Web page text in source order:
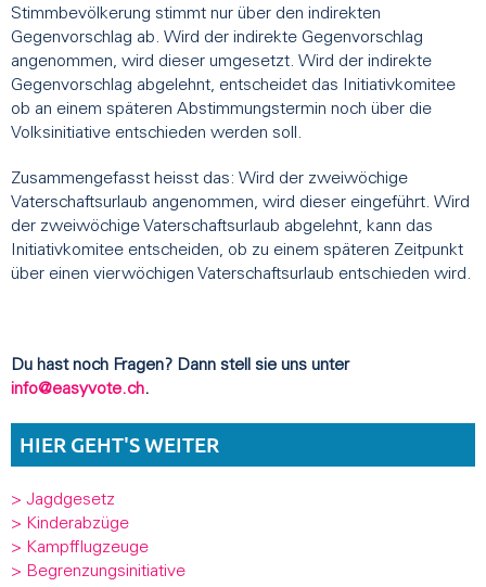
Stimmbevölkerung stimmt nur über den indirekten
Gegenvorschlag ab. Wird der indirekte Gegenvorschlag
angenommen, wird dieser umgesetzt. Wird der indirekte
Gegenvorschlag abgelehnt, entscheidet das Initiativkomitee
ob an einem späteren Abstimmungstermin noch über die
Volksinitiative entschieden werden soll.
Zusammengefasst heisst das: Wird der zweiwöchige
Vaterschaftsurlaub angenommen, wird dieser eingeführt. Wird
der zweiwöchige Vaterschaftsurlaub abgelehnt, kann das
Initiativkomitee entscheiden, ob zu einem späteren Zeitpunkt
über einen vierwöchigen Vaterschaftsurlaub entschieden wird.
Du hast noch Fragen? Dann stell sie uns unter
info@easyvote.ch.
HIER GEHT'S WEITER
> Jagdgesetz
> Kinderabzüge
> Kampfflugzeuge
> Begrenzungsinitiative